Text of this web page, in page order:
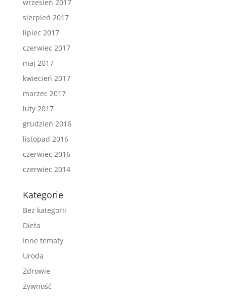
wrzesień 2017
sierpień 2017
lipiec 2017
czerwiec 2017
maj 2017
kwiecień 2017
marzec 2017
luty 2017
grudzień 2016
listopad 2016
czerwiec 2016
czerwiec 2014
Kategorie
Bez kategorii
Dieta
Inne tematy
Uroda
Zdrowie
Żywność